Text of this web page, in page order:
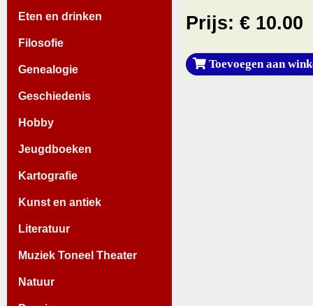
Eten en drinken
Filosofie
Genealogie
Geschiedenis
Hobby
Jeugdboeken
Kartografie
Kunst en antiek
Literatuur
Muziek Toneel Theater
Natuur
Prijs: € 10.00
Toevoegen aan